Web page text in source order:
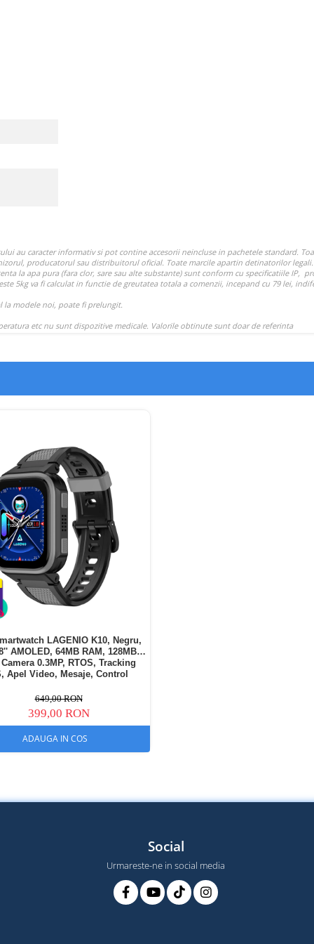
LAGENIO K10, Negru,
AMOLED, 64MB RAM, 128MB
Camera 0.3MP, RTOS, Tracking
Apel Video, Mesaje, Control
Pentru copii intre 5-14
649,00 RON
399,00 RON
ADAUGA IN COS
Social
Urmareste-ne in social media